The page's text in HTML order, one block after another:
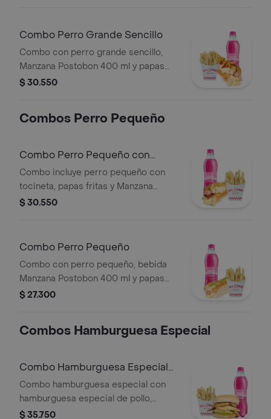
Combo Perro Grande Sencillo
Combo con perro grande sencillo,
Manzana Postobon 400 ml y papas
fritas.
$ 30.550
Combos Perro Pequeño
Combo Perro Pequeño con
Tocineta
Combo incluye perro pequeño con
tocineta, papas fritas y Manzana
Postobón 250 ml.
$ 30.550
Combo Perro Pequeño
Combo con perro pequeño, bebida
Manzana Postobon 400 ml y papas
fritas.
$ 27.300
Combos Hamburguesa Especial
Combo Hamburguesa Especial
de Pollo
Combo hamburguesa especial con
hamburguesa especial de pollo,
Manzana Postobon 250 ml, y papas.
$ 35.750